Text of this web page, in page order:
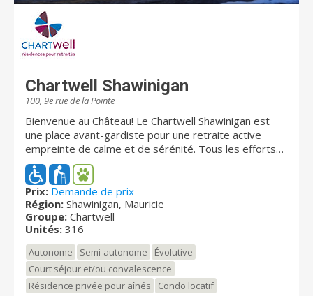
Chartwell Shawinigan
100, 9e rue de la Pointe
Bienvenue au Château! Le Chartwell Shawinigan est
une place avant-gardiste pour une retraite active
empreinte de calme et de sérénité. Tous les efforts
sont mis en place pour vous offrir des services
parfaitement adaptés à vos besoins. Notre milieu
s'adapte à votre rythme de vie. Le complexe est
situé sur la 9e rue de la Pointe. Il se trouve à
proximité de la piste cyclable, de l'hôtel de ville, de
l'église Saint-Pierre et de plusieurs services et
commerces. La résidence se caractérise par sa vue
exceptionnelle sur la rivière Saint-Maurice et sur le
centre-ville de Shawinigan. La vue est imprenable peu
importe l'appartement choisi. L'expérience client est
Prix: Demande de prix
Région: Shawinigan, Mauricie
Groupe: Chartwell
Unités: 316
Autonome Semi-autonome
Évolutive
Court séjour et/ou convalescence
Résidence privée pour aînés
Condo locatif